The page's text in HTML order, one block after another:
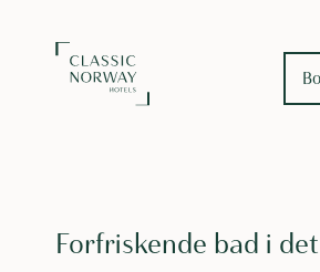
Forfriskende bad i